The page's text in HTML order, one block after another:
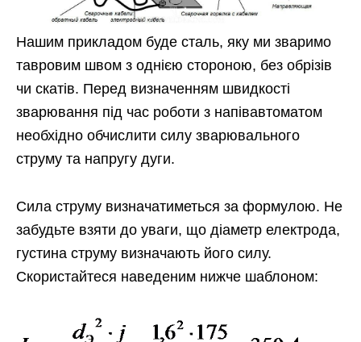
Нашим прикладом буде сталь, яку ми зваримо
тавровим швом з однією стороною, без обрізів
чи скатів. Перед визначенням швидкості
зварювання під час роботи з напівавтоматом
необхідно обчислити силу зварювального
струму та напругу дуги.
Сила струму визначатиметься за формулою. Не
забудьте взяти до уваги, що діаметр електрода,
густина струму визначають його силу.
Скористайтеся наведеним нижче шаблоном: